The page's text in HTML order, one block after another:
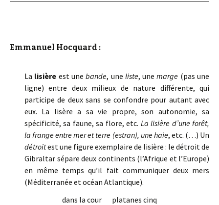
Emmanuel Hocquard :
La lisière est unebande, une liste, unemarge (pas une
ligne) entre deux milieux de nature différente, qui
participe de deux sans se confondre pour autant avec
eux. La lisère a sa vie propre, son autonomie, sa
spécificité, sa faune, sa flore, etc. La lisière d’une forêt,
la frange entre mer et terre (estran), une haie, etc. (…) Un
détroitest une figure exemplaire de lisière : le détroit de
Gibraltar sépare deux continents (l’Afrique et l’Europe)
en même temps qu’il fait communiquer deux mers
(Méditerranée et océan Atlantique).
dans la cour platanes cinq